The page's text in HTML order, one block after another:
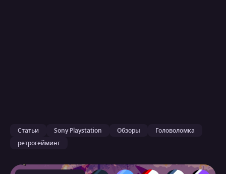
Статьи Sony Playstation Обзоры
Головоломка
ретрогейминг